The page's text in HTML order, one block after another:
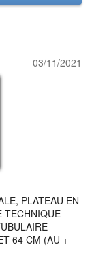
03/11/2021
PLATEAU EN
TECHNIQUE
64 CM (AU +